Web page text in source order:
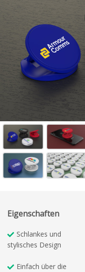
Eigenschaften
Schlankes und
stylisches Design
Einfach über die